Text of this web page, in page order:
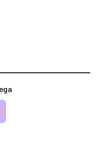
os nossos gabaritos